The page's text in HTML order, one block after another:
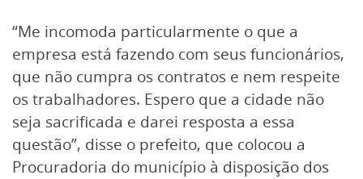
“Me incomoda particularmente o que a
empresa está fazendo com seus funcionários,
que não cumpra os contratos e nem respeite
os trabalhadores. Espero que a cidade não
seja sacrificada e darei resposta a essa
questão”, disse o prefeito, que colocou a
Procuradoria do município à disposição dos